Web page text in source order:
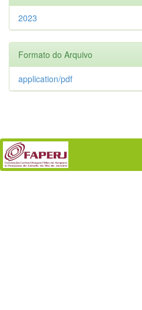
2023
Formato do Arquivo
application/pdf